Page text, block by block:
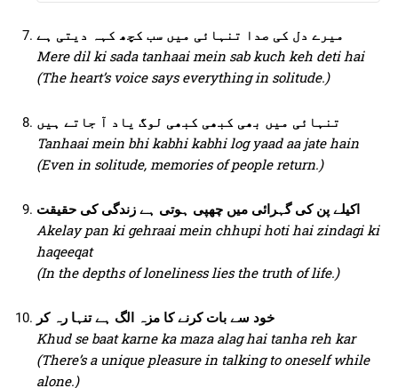
میرے دل کی صدا تنہائی میں سب کچھ کہہ دیتی ہے
Mere dil ki sada tanhaai mein sab kuch keh deti hai
(The heart’s voice says everything in solitude.)
تنہائی میں بھی کبھی کبھی لوگ یاد آ جاتے ہیں
Tanhaai mein bhi kabhi kabhi log yaad aa jate hain
(Even in solitude, memories of people return.)
اکیلے پن کی گہرائی میں چھپی ہوتی ہے زندگی کی حقیقت
Akelay pan ki gehraai mein chhupi hoti hai zindagi ki
haqeeqat
(In the depths of loneliness lies the truth of life.)
خود سے بات کرنے کا مزہ الگ ہے تنہا رہ کر
Khud se baat karne ka maza alag hai tanha reh kar
(There’s a unique pleasure in talking to oneself while
alone.)